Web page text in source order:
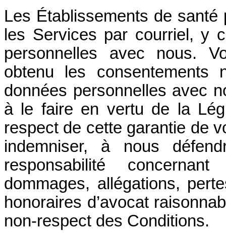
Les Établissements de
les Services par courriel, y
personnelles avec nous.
obtenu les consentements
données personnelles avec
à le faire en vertu de la
respect de cette garantie de
indemniser, à nous
responsabilité
dommages, allégations,
honoraires d’avocat
non-respect des Conditions.